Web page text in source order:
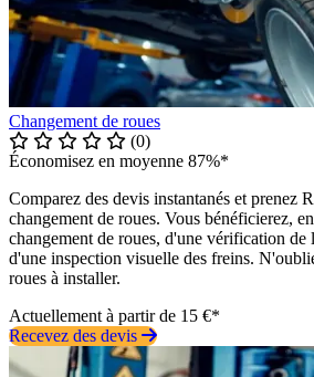
Changement de roues
(0)
Économisez en moyenne 87%*
Comparez des devis instantanés et prenez
changement de roues. Vous bénéficierez,
changement de roues, d'une vérification de
d'une inspection visuelle des freins.
roues à installer.
Actuellement à partir de 15 €*
Recevez des devis